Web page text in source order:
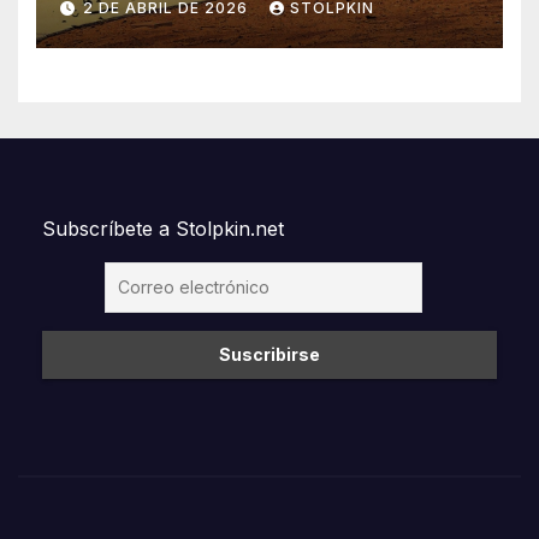
Orden Mundial
2 DE ABRIL DE 2026 STOLPKIN
Subscríbete a Stolpkin.net